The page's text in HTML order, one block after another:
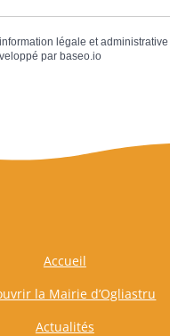
légale et administrative
par baseo.io
Accueil
la Mairie d’Ogliastru
Actualités